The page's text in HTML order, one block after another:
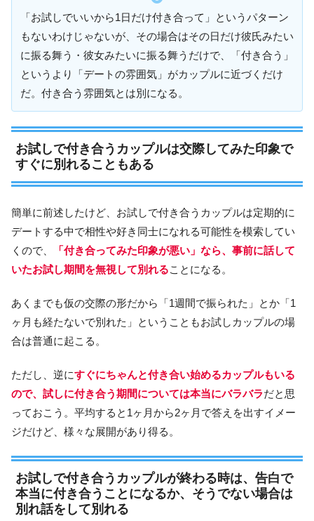
「お試しでいいから1日だけ付き合って」というパターン
もないわけじゃないが、その場合はその日だけ彼氏みたい
に振る舞う・彼女みたいに振る舞うだけで、「付き合う」
というより「デートの雰囲気」がカップルに近づくだけ
だ。付き合う雰囲気とは別になる。
お試しで付き合うカップルは交際してみた印象で
すぐに別れることもある
簡単に前述したけど、お試しで付き合うカップルは定期的に
デートする中で相性や好き同士になれる可能性を模索してい
くので、
「付き合ってみた印象が悪い」なら、事前に話して
いたお試し期間を無視して別れることになる。
あくまでも仮の交際の形だから「1週間で振られた」とか「1
ヶ月も経たないで別れた」ということもお試しカップルの場
合は普通に起こる。
ただし、逆にすぐにちゃんと付き合い始めるカップルもいる
ので、試しに付き合う期間については本当にバラバラだと思
っておこう。平均すると1ヶ月から2ヶ月で答えを出すイメー
ジだけど、様々な展開があり得る。
お試しで付き合うカップルが終わる時は、告白で
本当に付き合うことになるか、そうでない場合は
別れ話をして別れる